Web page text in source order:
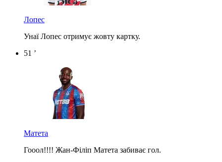
Лопес
Унаї Лопес отримує жовту картку.
51 ’
Матета
Гооол!!!! Жан-Філіп Матета забиває гол.